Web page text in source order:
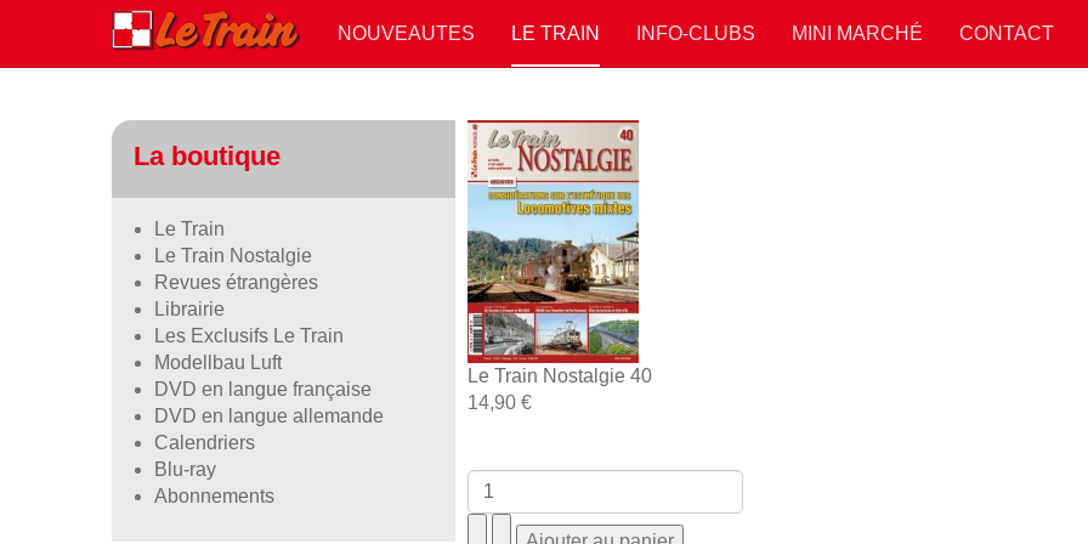
NOUVEAUTES LE TRAIN INFO-CLUBS MINI MARCHÉ CONTACT
Le Train Nostalgie 40
14,90 €
La boutique
Le Train
Le Train Nostalgie
Revues étrangères
Librairie
Les Exclusifs Le Train
Modellbau Luft
DVD en langue française
DVD en langue allemande
Calendriers
Blu-ray
Abonnements